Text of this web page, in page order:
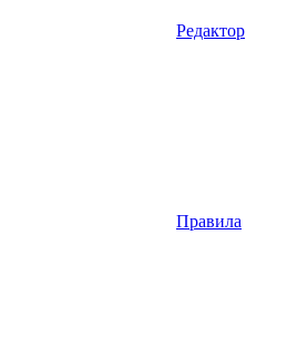
Редактор
Правила